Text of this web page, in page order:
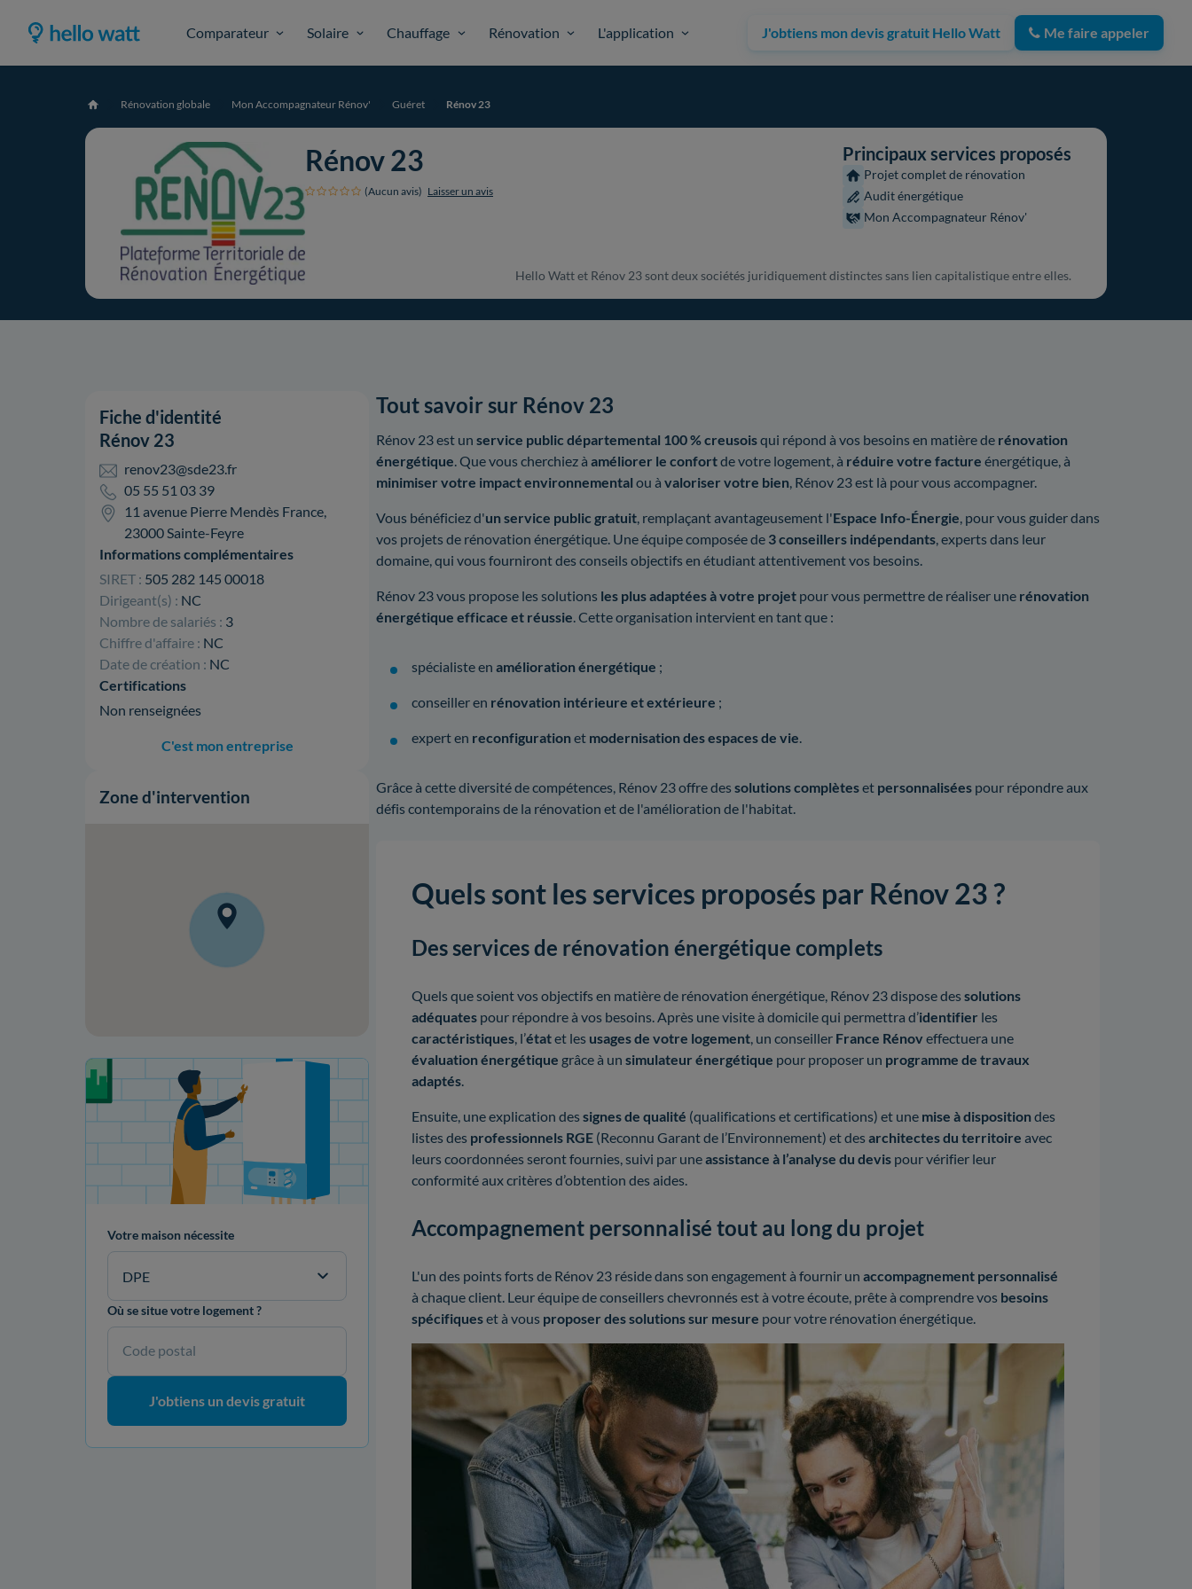
Comparateur Solaire Chauffage Rénovation L'application J'obtiens mon devis gratuit Hello Watt Me faire appeler
Accueil Rénovation globale Mon Accompagnateur Rénov' Guéret Rénov 23
Rénov 23
(Aucun avis) Laisser un avis
Principaux services proposés
Projet complet de rénovation
Audit énergétique
Mon Accompagnateur Rénov'
Hello Watt et Rénov 23 sont deux sociétés juridiquement distinctes sans lien capitalistique entre elles.
Fiche d'identité
Rénov 23
renov23@sde23.fr
05 55 51 03 39
11 avenue Pierre Mendès France,
23000 Sainte-Feyre
Informations complémentaires
SIRET : 505 282 145 00018
Dirigeant(s) : NC
Nombre de salariés : 3
Chiffre d'affaire : NC
Date de création : NC
Certifications
Non renseignées
C'est mon entreprise
Zone d'intervention
Votre projet de rénovation
Votre maison nécessite
DPE
Où se situe votre logement ?
Code postal
J'obtiens un devis gratuit
Tout savoir sur Rénov 23
Rénov 23 est un service public départemental 100 % creusoisqui répond à vos besoins en matière de rénovation
énergétique. Que vous cherchiez à améliorer le confortde votre logement, à réduire votre facture énergétique, à
minimiser votre impact environnemental ou à valoriser votre bien, Rénov 23 est là pour vous accompagner.
Vous bénéficiez d'un service public gratuit, remplaçant avantageusement l'Espace Info-Énergie, pour vous guider dans
vos projets de rénovation énergétique. Une équipe composée de 3 conseillers indépendants, experts dans leur
domaine, qui vous fourniront des conseils objectifs en étudiant attentivement vos besoins.
Rénov 23 vous propose les solutions les plus adaptées à votre projet pour vous permettre de réaliser une rénovation
énergétique efficace et réussie. Cette organisation intervient en tant que :
spécialiste en amélioration énergétique ;
conseiller en rénovation intérieure et extérieure ;
expert en reconfiguration et modernisation des espaces de vie.
Grâce à cette diversité de compétences, Rénov 23 offre des solutions complèteset personnalisées pour répondre aux
défis contemporains de la rénovation et de l'amélioration de l'habitat.
Quels sont les services proposés par Rénov 23 ?
Des services de rénovation énergétique complets
Quels que soient vos objectifs en matière de rénovation énergétique, Rénov 23 dispose dessolutions
adéquates pour répondre à vos besoins. Après une visite à domicile qui permettra d’identifier les
caractéristiques, l’étatet les usages de votre logement, un conseiller France Rénoveffectuera une
évaluation énergétique grâce à un simulateur énergétique pour proposer un programme de travaux
adaptés.
Ensuite, une explication dessignes de qualité (qualifications et certifications) et une mise à dispositiondes
listes des professionnels RGE (Reconnu Garant de l’Environnement) et desarchitectes du territoire avec
leurs coordonnées seront fournies, suivi par uneassistance à l’analyse du devis pour vérifier leur
conformité aux critères d’obtention des aides.
Accompagnement personnalisé tout au long du projet
L'un des points forts de Rénov 23 réside dans son engagement à fournir un accompagnement personnalisé
à chaque client. Leur équipe de conseillers chevronnés est à votre écoute, prête à comprendre vos besoins
spécifiqueset à vous proposer des solutions sur mesure pour votre rénovation énergétique.